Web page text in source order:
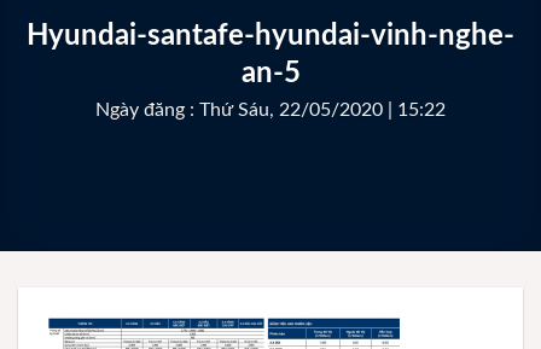
Hyundai-santafe-hyundai-vinh-nghe-
an-5
Ngày đăng : Thứ Sáu, 22/05/2020 | 15:22